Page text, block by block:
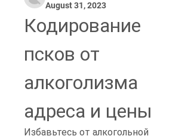
August 31, 2023
Кодирование
псков от
алкоголизма
адреса и цены
Избавьтесь от алкогольной